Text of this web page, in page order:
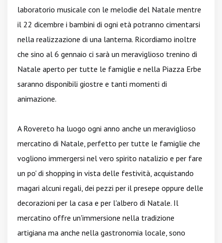
laboratorio musicale con le melodie del Natale mentre
il 22 dicembre i bambini di ogni età potranno cimentarsi
nella realizzazione di una lanterna. Ricordiamo inoltre
che sino al 6 gennaio ci sarà un meraviglioso trenino di
Natale aperto per tutte le famiglie e nella Piazza Erbe
saranno disponibili giostre e tanti momenti di
animazione.
A Rovereto ha luogo ogni anno anche un meraviglioso
mercatino di Natale, perfetto per tutte le famiglie che
vogliono immergersi nel vero spirito natalizio e per fare
un po' di shopping in vista delle festività, acquistando
magari alcuni regali, dei pezzi per il presepe oppure delle
decorazioni per la casa e per l'albero di Natale. Il
mercatino offre un'immersione nella tradizione
artigiana ma anche nella gastronomia locale, sono